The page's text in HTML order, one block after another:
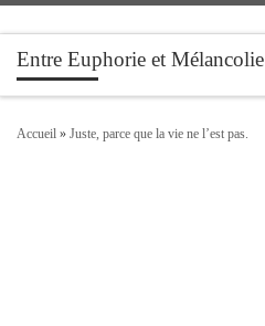
Passer au contenu
Entre Euphorie et Mélancolie
Accueil » Juste, parce que la vie ne l’est pas.